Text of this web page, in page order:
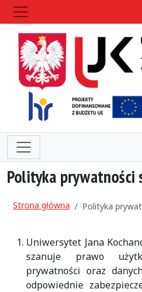
Polityka
Strona główna Polityka
Uniwersytet Jana
szanuje prawo
prywatności oraz
odpowiednie